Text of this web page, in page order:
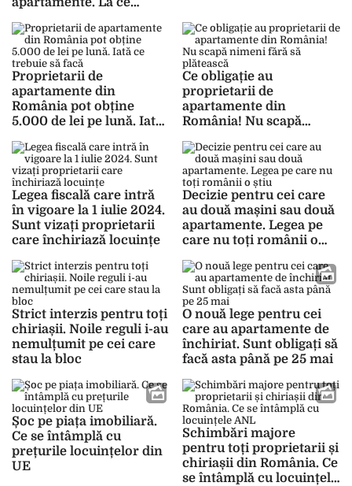
care își caută o locuință
Proprietarii de
apartamente din
România pot obține
5.000 de lei pe lună. Iată
Ce obligație au
proprietarii de
apartamente din
România! Nu scapă
Legea fiscală care intră
în vigoare la 1 iulie 2024.
Sunt vizați proprietarii
care închiriază locuințe
Decizie pentru cei care
au două mașini sau două
apartamente. Legea pe
care nu toți românii o
Strict interzis pentru toți
chiriașii. Noile reguli i-au
nemulțumit pe cei care
stau la bloc
O nouă lege pentru cei
care au apartamente de
închiriat. Sunt obligați să
facă asta până pe 25 mai
Șoc pe piața imobiliară.
Ce se întâmplă cu
prețurile locuințelor din
UE
Schimbări majore
pentru toți proprietarii și
chiriașii din România. Ce
se întâmplă cu locuințele